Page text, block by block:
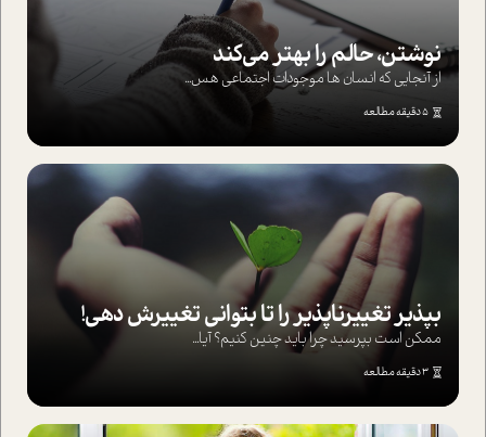
نوشتن، حالم را بهتر می‌کند
از آنجایی که انسان ها موجودات اجتماعی هس...
5 دقیقه مطالعه
بپذير تغييرناپذير را تا بتواني تغييرش دهي!‏
ممکن است بپرسيد چرا بايد چنين کنيم؟ آيا...
3 دقیقه مطالعه